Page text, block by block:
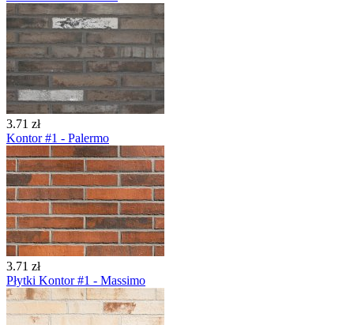
3.71 zł
Kontor #1 - Palermo
3.71 zł
Płytki Kontor #1 - Massimo